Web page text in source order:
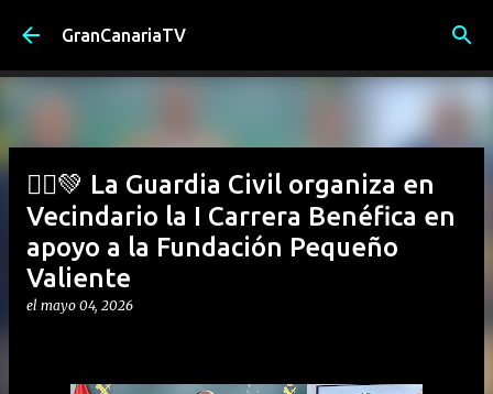
Ir al contenido principal
GranCanariaTV
🏃‍♂️💚 La Guardia Civil organiza en
Vecindario la I Carrera Benéfica en
apoyo a la Fundación Pequeño
Valiente
el mayo 04, 2026